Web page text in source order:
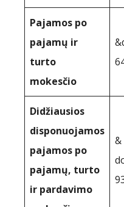
Pajamos po
pajamų ir
turto
mokesčio
Didžiausios
disponuojamos
pajamos po
pajamų, turto
ir pardavimo
&